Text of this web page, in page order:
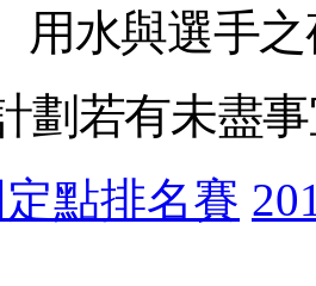
用水與選手
劃若有未盡
定點排名賽